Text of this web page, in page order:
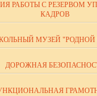
РАБОТЫ С РЕЗЕРВОМ
КАДРОВ
МУЗЕЙ "РОДНОЙ
ДОРОЖНАЯ